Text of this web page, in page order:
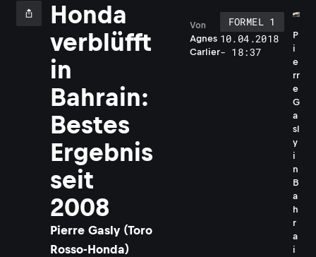
Honda
verblüfft
in
Bahrain:
Bestes
Ergebnis
seit
2008
​Pierre Gasly (Toro
Rosso-Honda)
Agnes
Carlier
Von
FORMEL 1
10.04.2018
- 18:37
P
i
e
rr
e
G
a
sl
y
i
n
B
a
h
r
a
i